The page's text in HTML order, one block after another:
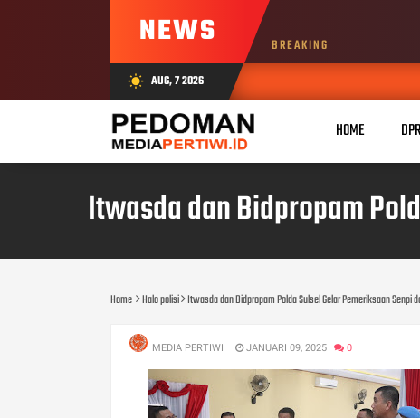
NEWS BREAKING
wb_sunny AUG, 7 2026
HOME
Itwasda dan Bidpropam
Home Halo polisi Itwasda dan Bidpropam Polda Sulsel Gelar Pemeriksaan Senpi
MEDIA PERTIWI JANUARI 09, 2025 0